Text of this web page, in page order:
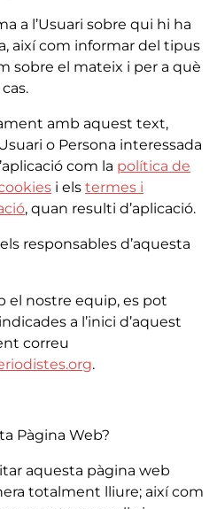
a l’Usuari sobre qui hi ha
així com informar del tipus
sobre el mateix i per a què
amb aquest text,
o Persona interessada
com la política de
i els termes i
, quan resulti d’aplicació.
responsables d’aquesta
el nostre equip, es pot
a l’inici d’aquest
correu
.
Pàgina Web?
aquesta pàgina web
totalment lliure; així com